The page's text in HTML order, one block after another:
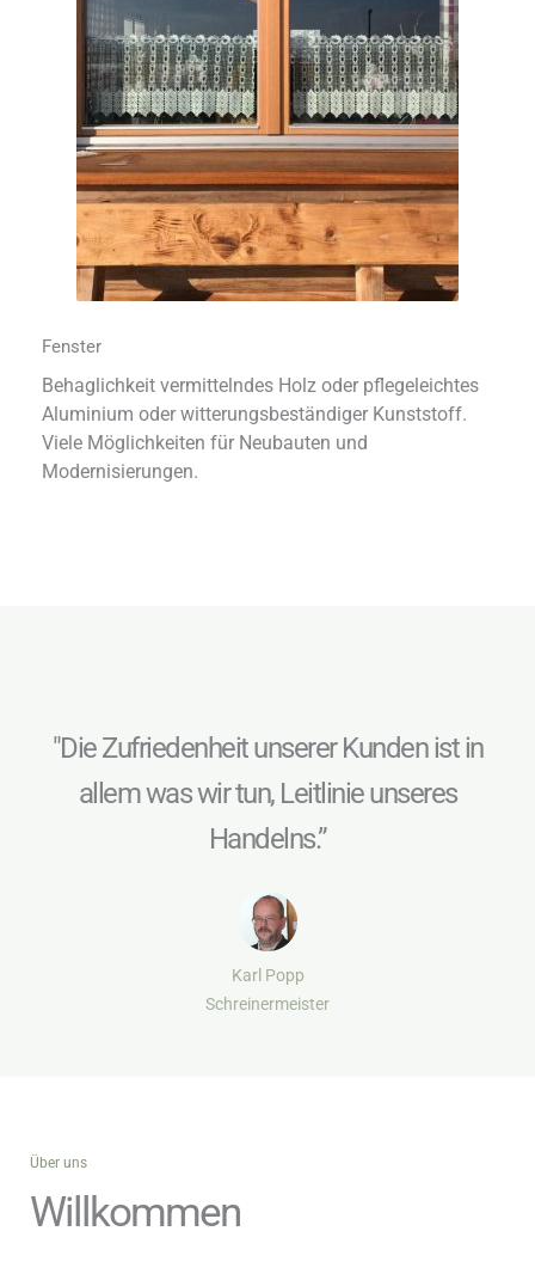
Fenster
Behaglichkeit vermittelndes Holz oder pflegeleichtes
Aluminium oder witterungsbeständiger Kunststoff.
Viele Möglichkeiten für Neubauten und
Modernisierungen.
"Die Zufriedenheit unserer Kunden ist in
allem was wir tun, Leitlinie unseres
Handelns.”
Karl Popp
Schreinermeister
Über uns
Willkommen